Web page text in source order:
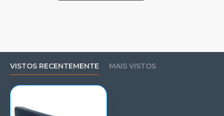
VISTOS RECENTEMENTE MAIS VISTOS